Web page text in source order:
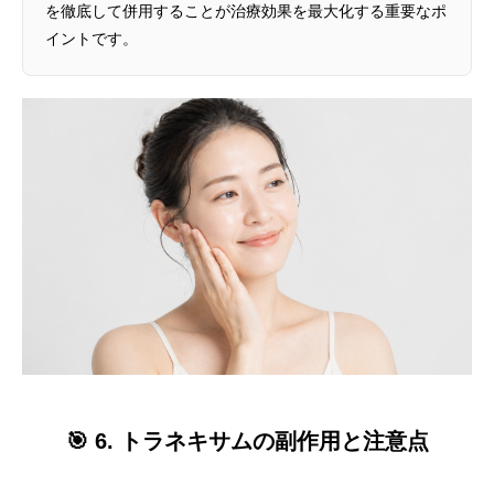
を徹底して併用することが治療効果を最大化する重要なポ
イントです。
🎯 6. トラネキサムの副作用と注意点